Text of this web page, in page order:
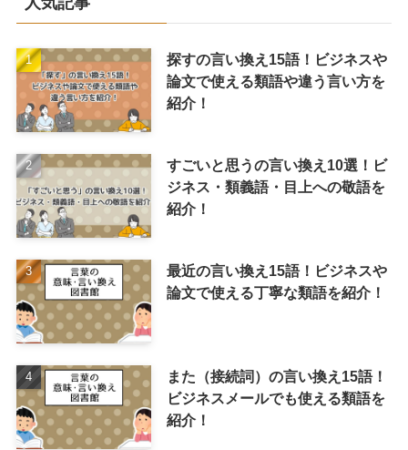
探すの言い換え15語！ビジネスや
論文で使える類語や違う言い方を
紹介！
すごいと思うの言い換え10選！ビ
ジネス・類義語・目上への敬語を
紹介！
最近の言い換え15語！ビジネスや
論文で使える丁寧な類語を紹介！
また（接続詞）の言い換え15語！
ビジネスメールでも使える類語を
紹介！